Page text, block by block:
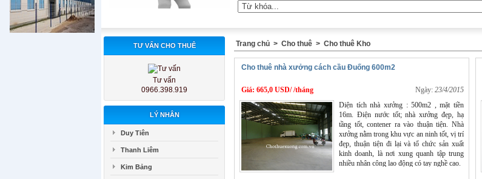
TƯ VẤN CHO THUÊ
Tư vấn
0966.398.919
LÝ NHÂN
Duy Tiên
Thanh Liêm
Kim Bảng
Trang chủ > Cho thuê > Cho thuê Kho
Cho thuê nhà xưởng cách cầu Đuống 600m2
Giá: 665,0 USD/ /tháng Ngày: 23/4/2015
Diện tích nhà xưởng : 500m2 , mặt tiền
16m. Điện nước tốt; nhà xưởng đẹp, hạ
tầng tốt, contener ra vào thuận tiện. Nhà
xưởng nằm trong khu vực an ninh tốt, vị trí
đẹp, thuận tiện đi lại và tổ chức sản xuất
kinh doanh, là nơi xung quanh tập trung
nhiều nhân công lao động có tay nghề cao.